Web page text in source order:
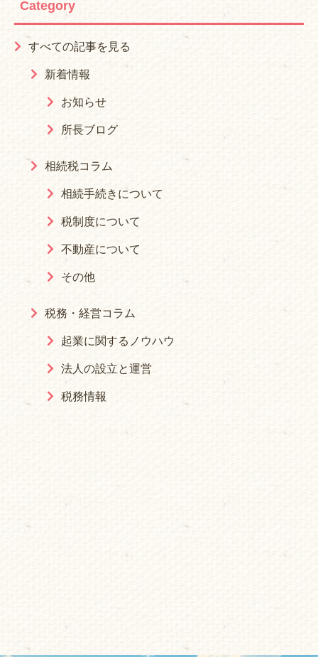
Category
すべての記事を見る
新着情報
お知らせ
所長ブログ
相続税コラム
相続手続きについて
税制度について
不動産について
その他
税務・経営コラム
起業に関するノウハウ
法人の設立と運営
税務情報